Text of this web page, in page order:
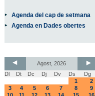
Agenda del cap de setmana
Agenda en Dades obertes
Agost, 2026
Dl
Dt Dc Dj Dv Ds
Dg
1
2
3
4 5 6 7 8
9